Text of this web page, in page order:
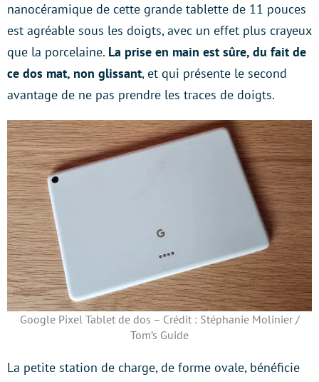
nanocéramique de cette grande tablette de 11 pouces
est agréable sous les doigts, avec un effet plus crayeux
que la porcelaine. La prise en main est sûre, du fait de
ce dos mat, non glissant, et qui présente le second
avantage de ne pas prendre les traces de doigts.
Google Pixel Tablet de dos – Crédit : Stéphanie Molinier /
Tom’s Guide
La petite station de charge, de forme ovale, bénéficie